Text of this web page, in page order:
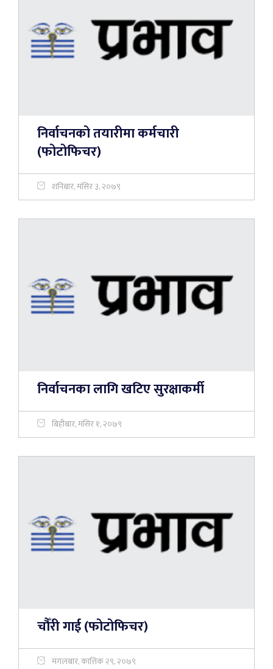
निर्वाचनको तयारीमा कर्मचारी
(फोटोफिचर)
शनिबार, मंसिर ३, २०७९
निर्वाचनका लागि खटिए सुरक्षाकर्मी
बिहीबार, मंसिर १, २०७९
चौँरी गाई (फोटोफिचर)
मंगलबार, कात्तिक २९, २०७९